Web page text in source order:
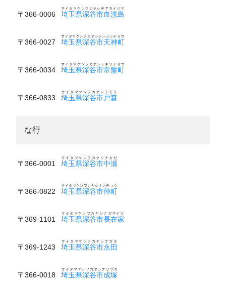
〒366-0006 埼玉県深谷市血洗島
サイタマケンフカヤシチアライジマ
〒366-0027 埼玉県深谷市天神町
サイタマケンフカヤシテンジンチョウ
〒366-0034 埼玉県深谷市常盤町
サイタマケンフカヤシトキワチョウ
〒366-0833 埼玉県深谷市戸森
サイタマケンフカヤシトモリ
な行
〒366-0001 埼玉県深谷市中瀬
サイタマケンフカヤシナカゼ
〒366-0822 埼玉県深谷市仲町
サイタマケンフカヤシナカチョウ
〒369-1101 埼玉県深谷市長在家
サイタマケンフカヤシナガザイケ
〒369-1243 埼玉県深谷市永田
サイタマケンフカヤシナガタ
〒366-0018 埼玉県深谷市成塚
サイタマケンフカヤシナリヅカ